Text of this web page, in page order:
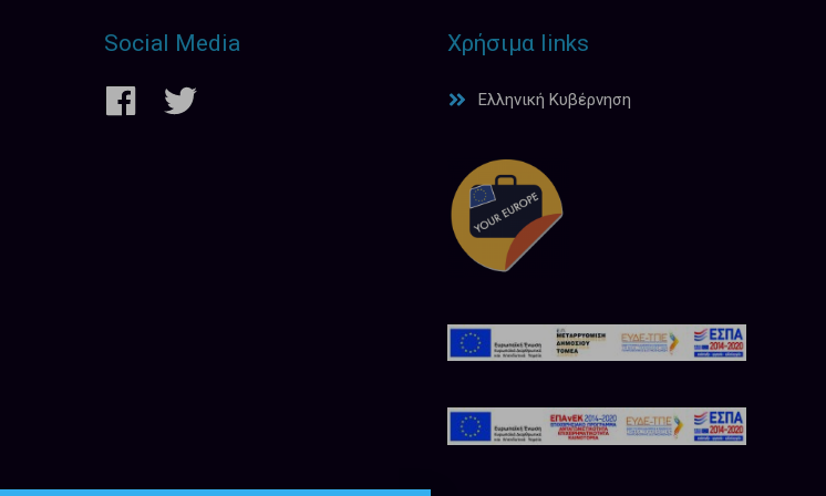
Social Media Χρήσιμα links
Ελληνική Κυβέρνηση